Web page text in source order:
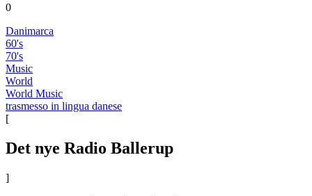
0
Danimarca
60's
70's
Music
World
World Music
trasmesso in lingua danese
[
Det nye Radio Ballerup
]